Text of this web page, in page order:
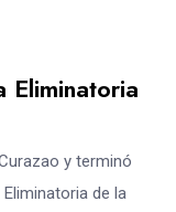
Eliminatoria
y terminó
de la